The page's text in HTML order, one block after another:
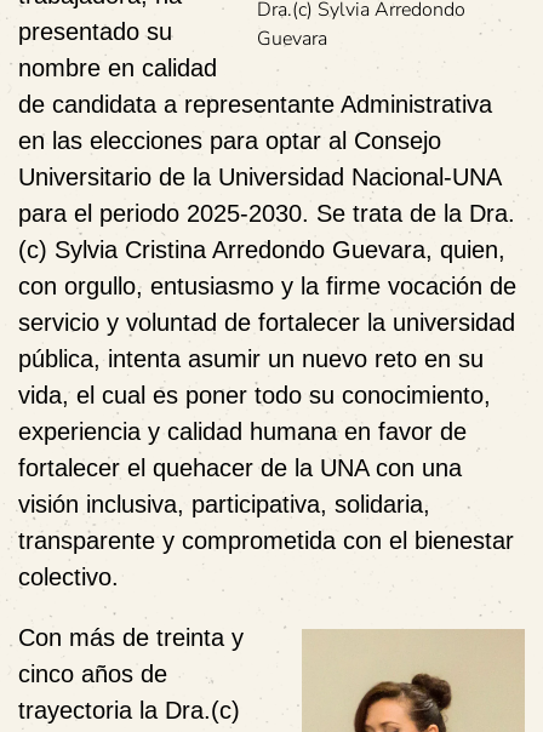
Dra.(c) Sylvia Arredondo
Guevara
presentado su
nombre en calidad
de candidata a representante Administrativa
en las elecciones para optar al Consejo
Universitario de la Universidad Nacional-UNA
para el periodo 2025-2030. Se trata de la Dra.
(c) Sylvia Cristina Arredondo Guevara, quien,
con orgullo, entusiasmo y la firme vocación de
servicio y voluntad de fortalecer la universidad
pública, intenta asumir un nuevo reto en su
vida, el cual es poner todo su conocimiento,
experiencia y calidad humana en favor de
fortalecer el quehacer de la UNA con una
visión inclusiva, participativa, solidaria,
transparente y comprometida con el bienestar
colectivo.
Con más de treinta y
cinco años de
trayectoria la Dra.(c)